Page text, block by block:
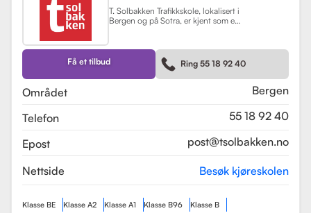
T. Solbakken Trafikkskole, lokalisert i
Bergen og på Sotra, er kjent som en
Skolen tilbyr et bredt spekter av
førerkortklasser, inkludert klasse B
for personbil, klasse A, A1, og A2 for
motorsykler, samt klasse BE og B96
Få et tilbud Ring 55 18 92 40
Området
Bergen
Telefon
55 18 92 40
Epost
post@tsolbakken.no
Nettside Besøk kjøreskolen
Klasse BE Klasse A2 Klasse A1 Klasse B96 Klasse B